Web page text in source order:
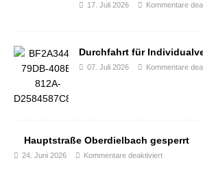
17. Juli 2026 Kommentare
Durchfahrt für
07. Juli 2026 Kommentare
Hauptstraße Oberdielbach gesperrt
24. Juni 2026 Kommentare deaktiviert